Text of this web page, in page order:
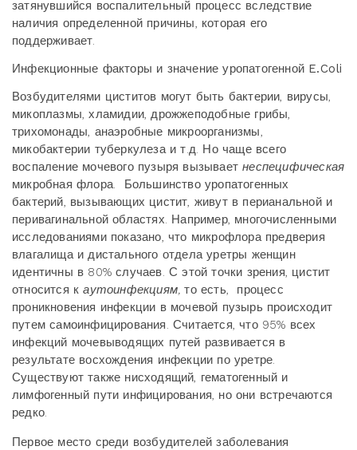
затянувшийся воспалительный процесс вследствие
наличия определенной причины, которая его
поддерживает.
Инфекционные факторы и значение уропатогенной E.Coli
Возбудителями циститов могут быть бактерии, вирусы,
микоплазмы, хламидии, дрожжеподобные грибы,
трихомонады, анаэробные микроорганизмы,
микобактерии туберкулеза и т.д. Но чаще всего
воспаление мочевого пузыря вызываетнеспецифическая
микробная флора. Большинство уропатогенных
бактерий, вызывающих цистит, живут в перианальной и
перивагинальной областях. Например, многочисленными
исследованиями показано, что микрофлора предверия
влагалища и дистального отдела уретры женщин
идентичны в 80% случаев. С этой точки зрения, цистит
относится каутоинфекциям, то есть, процесс
проникновения инфекции в мочевой пузырь происходит
путем самоинфицирования. Считается, что 95% всех
инфекций мочевыводящих путей развивается в
результате восхождения инфекции по уретре.
Существуют также нисходящий, гематогенный и
лимфогенный пути инфицирования, но они встречаются
редко.
Первое место среди возбудителей заболевания